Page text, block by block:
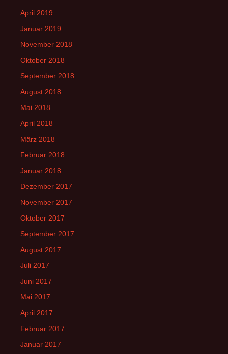
April 2019
Januar 2019
November 2018
Oktober 2018
September 2018
August 2018
Mai 2018
April 2018
März 2018
Februar 2018
Januar 2018
Dezember 2017
November 2017
Oktober 2017
September 2017
August 2017
Juli 2017
Juni 2017
Mai 2017
April 2017
Februar 2017
Januar 2017